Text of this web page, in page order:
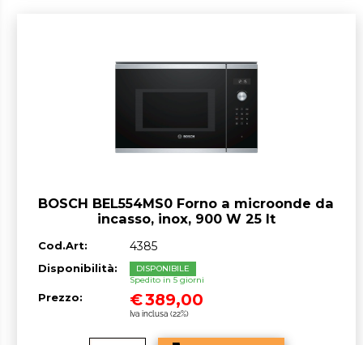
BOSCH BEL554MS0 Forno a microonde da
incasso, inox, 900 W 25 lt
Cod.Art: 4385
Disponibilità:
DISPONIBILE
Spedito in 5 giorni
Prezzo: €389,00
Iva inclusa (22%)